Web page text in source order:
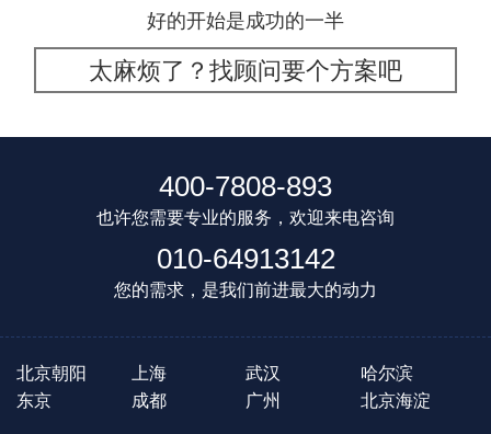
好的开始是成功的一半
太麻烦了？找顾问要个方案吧
400-7808-893
也许您需要专业的服务，欢迎来电咨询
010-64913142
您的需求，是我们前进最大的动力
北京朝阳 上海 武汉
哈尔滨
东京
成都 广州 北京海淀